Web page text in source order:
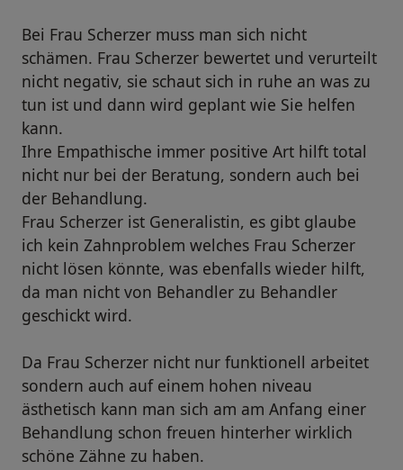
Bei Frau Scherzer muss man sich nicht
schämen. Frau Scherzer bewertet und verurteilt
nicht negativ, sie schaut sich in ruhe an was zu
tun ist und dann wird geplant wie Sie helfen
kann.
Ihre Empathische immer positive Art hilft total
nicht nur bei der Beratung, sondern auch bei
der Behandlung.
Frau Scherzer ist Generalistin, es gibt glaube
ich kein Zahnproblem welches Frau Scherzer
nicht lösen könnte, was ebenfalls wieder hilft,
da man nicht von Behandler zu Behandler
geschickt wird.
Da Frau Scherzer nicht nur funktionell arbeitet
sondern auch auf einem hohen niveau
ästhetisch kann man sich am am Anfang einer
Behandlung schon freuen hinterher wirklich
schöne Zähne zu haben.